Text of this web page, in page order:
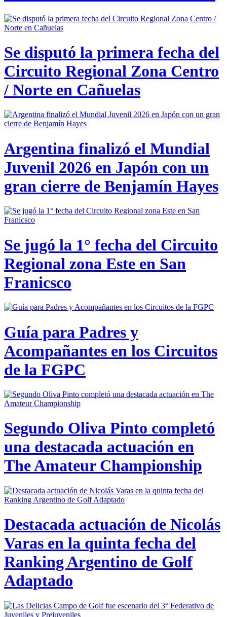
Se disputó la primera fecha del
Circuito Regional Zona Centro
/ Norte en Cañuelas
Argentina finalizó el Mundial
Juvenil 2026 en Japón con un
gran cierre de Benjamín Hayes
Se jugó la 1° fecha del Circuito
Regional zona Este en San
Franicsco
Guía para Padres y
Acompañantes en los Circuitos
de la FGPC
Segundo Oliva Pinto completó
una destacada actuación en
The Amateur Championship
Destacada actuación de Nicolás
Varas en la quinta fecha del
Ranking Argentino de Golf
Adaptado